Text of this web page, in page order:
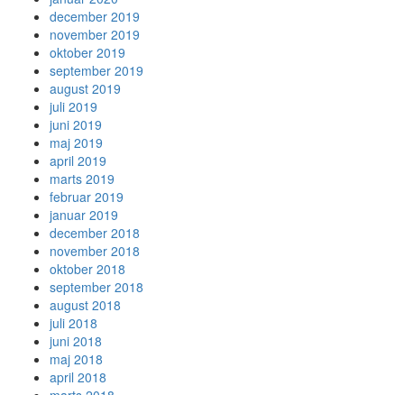
december 2019
november 2019
oktober 2019
september 2019
august 2019
juli 2019
juni 2019
maj 2019
april 2019
marts 2019
februar 2019
januar 2019
december 2018
november 2018
oktober 2018
september 2018
august 2018
juli 2018
juni 2018
maj 2018
april 2018